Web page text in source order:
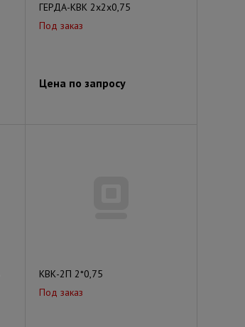
ГЕРДА-КВК 2х2х0,75
Под заказ
Цена по запросу
КВК-2П 2*0,75
Под заказ